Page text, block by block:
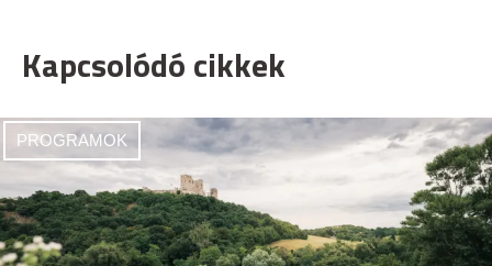
Kapcsolódó cikkek
PROGRAMOK